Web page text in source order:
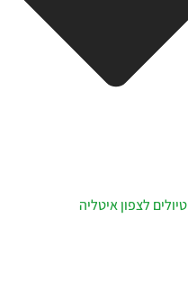
טיולים לצפון איטליה